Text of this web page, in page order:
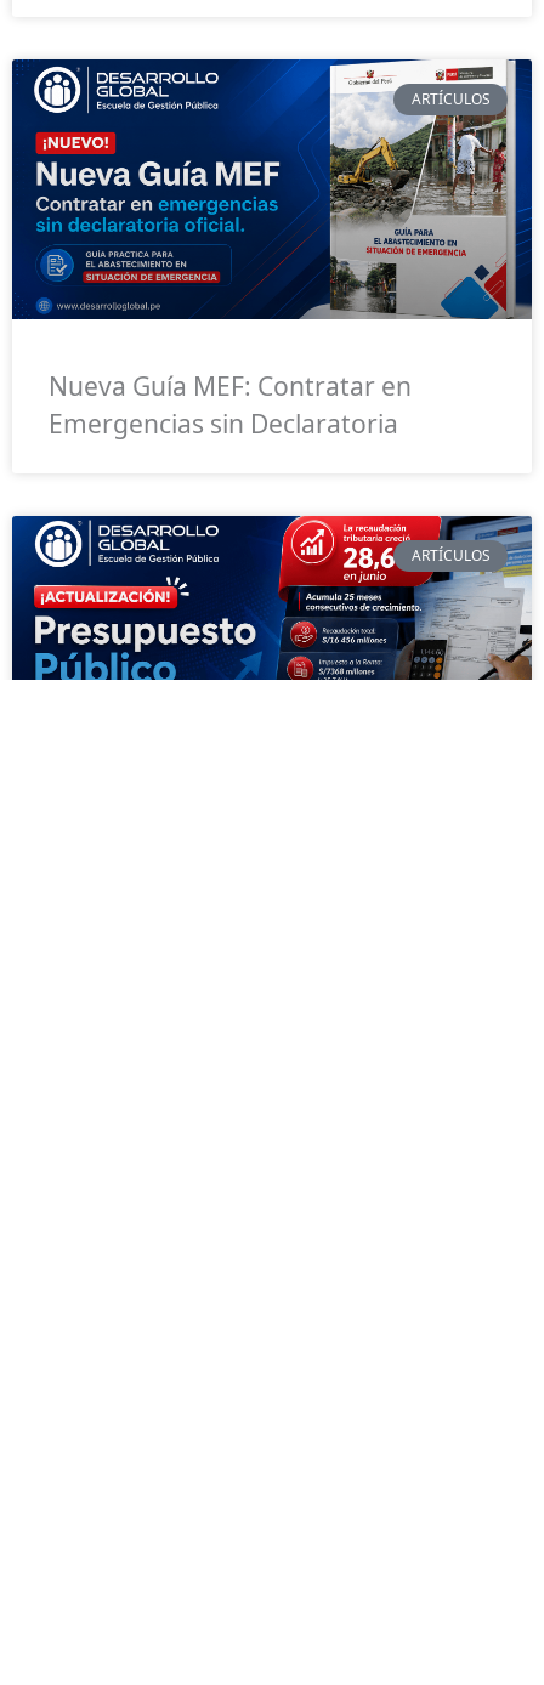
ARTÍCULOS
Nueva Guía MEF: Contratar en
Emergencias sin Declaratoria
ARTÍCULOS